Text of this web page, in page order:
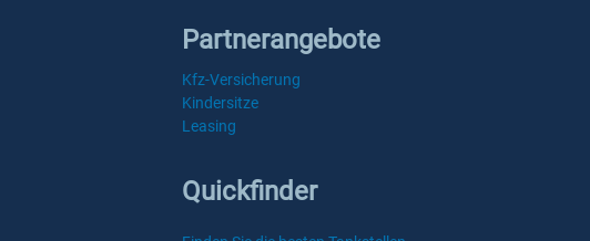
Partnerangebote
Kfz-Versicherung
Kindersitze
Leasing
Quickfinder